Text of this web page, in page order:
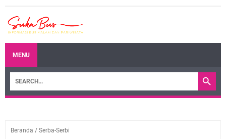
MENU
Beranda / Serba-Serbi